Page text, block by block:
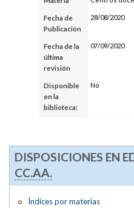
Fecha de
Publicación
28/08/2020
Fecha de la
última
revisión
07/09/2020
Disponible
en la
biblioteca:
No
DISPOSICIONES EN
CC.AA.
Índices por materias